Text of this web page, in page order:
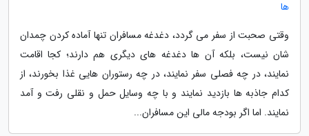
ها
وقتی صحبت از سفر می گردد، دغدغه مسافران تنها آماده کردن چمدان
شان نیست، بلکه آن ها دغدغه های دیگری هم دارند؛ کجا اقامت
نمایند، در چه فصلی سفر نمایند، در چه رستوران هایی غذا بخورند، از
کدام جاذبه ها بازدید نمایند و با چه وسایل حمل و نقلی رفت و آمد
نمایند. اما اگر بودجه مالی این مسافران...